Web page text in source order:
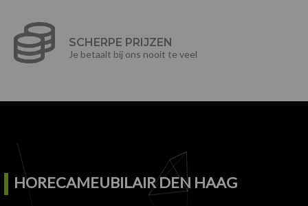
SCHERPE PRIJZEN
Je betaalt bij ons nooit te veel
HORECAMEUBILAIR DEN HAAG